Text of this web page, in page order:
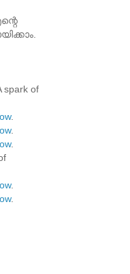
of
.
.
.
.
.